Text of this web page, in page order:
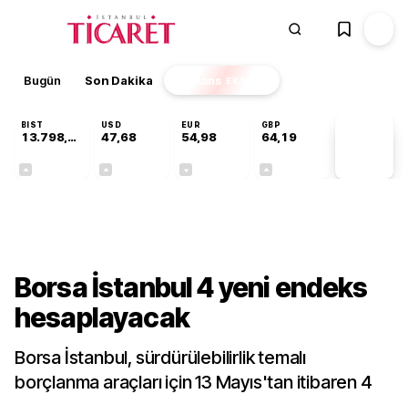
Bugün Son Dakika Finans EKSTRA
BIST
13.798,82
USD
47,68
EUR
54,98
GBP
64,19
Borsa İstanbul 4 yeni endeks
hesaplayacak
Borsa İstanbul, sürdürülebilirlik temalı
borçlanma araçları için 13 Mayıs'tan itibaren 4